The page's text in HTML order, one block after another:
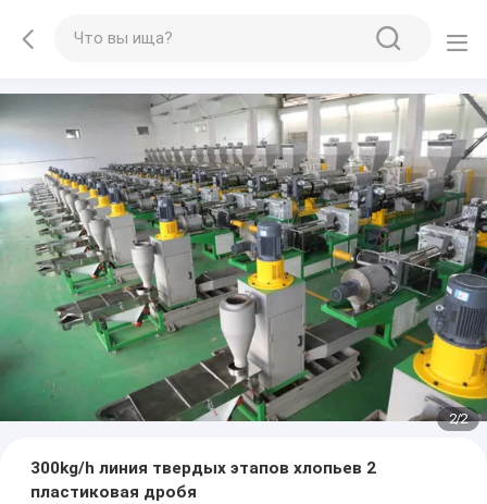
2/2
300kg/h линия твердых этапов хлопьев 2
пластиковая дробя